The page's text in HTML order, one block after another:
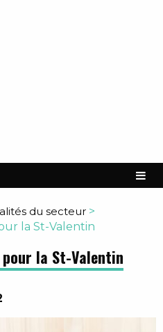
du secteur >
la St-Valentin
la St-Valentin